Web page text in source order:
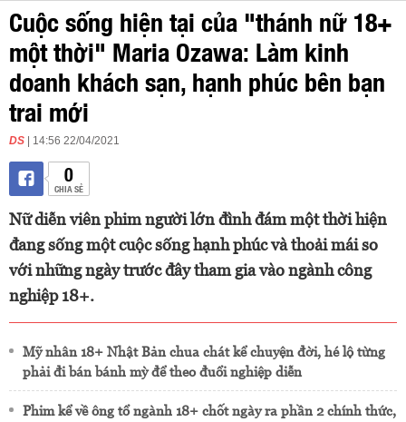
Cuộc sống hiện tại của "thánh nữ 18+
một thời" Maria Ozawa: Làm kinh
doanh khách sạn, hạnh phúc bên bạn
trai mới
DS | 14:56 22/04/2021
0
CHIA SẺ
Nữ diễn viên phim người lớn đình đám một thời hiện
đang sống một cuộc sống hạnh phúc và thoải mái so
với những ngày trước đây tham gia vào ngành công
nghiệp 18+.
Mỹ nhân 18+ Nhật Bản chua chát kể chuyện đời, hé lộ từng
phải đi bán bánh mỳ để theo đuổi nghiệp diễn
Phim kể về ông tổ ngành 18+ chốt ngày ra phần 2 chính thức,